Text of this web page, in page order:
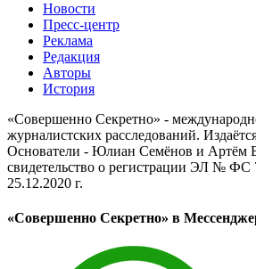
Новости
Пресс-центр
Реклама
Редакция
Авторы
История
«Совершенно Секретно» -
журналистских расследований.
Основатели - Юлиан Семёнов и Артём
свидетельство о регистрации ЭЛ № ФС
25.12.2020 г.
«Совершенно Секретно» в